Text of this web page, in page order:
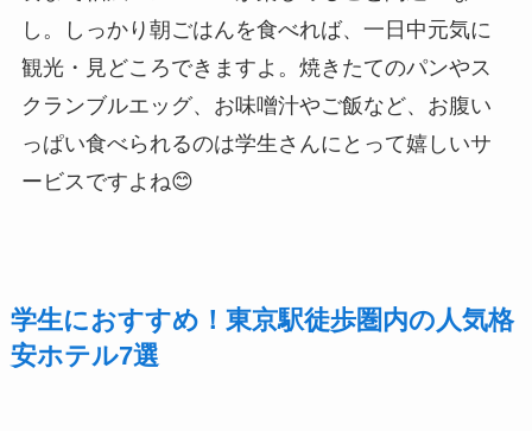
し。しっかり朝ごはんを食べれば、一日中元気に
観光・見どころできますよ。焼きたてのパンやス
クランブルエッグ、お味噌汁やご飯など、お腹い
っぱい食べられるのは学生さんにとって嬉しいサ
ービスですよね😊
学生におすすめ！東京駅徒歩圏内の人気格
安ホテル7選